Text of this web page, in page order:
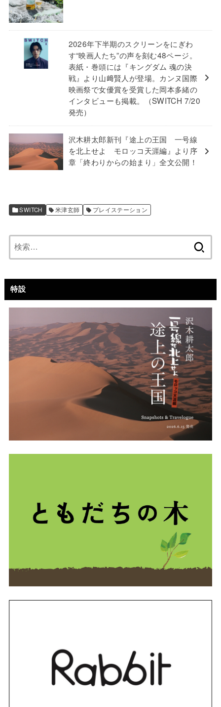
2026年下半期のスクリーンをにぎわ
す“映画人たち”の声を刻む48ページ。
表紙・巻頭には『キングダム 魂の決
戦』より山﨑賢人が登場。カンヌ国際
映画祭で女優賞を受賞した岡本多緒の
インタビューも掲載。（SWITCH 7/20
発売）
沢木耕太郎新刊『途上の王国 一号線
を北上せよ モロッコ天涯編』より序
章「終わりからの始まり」全文公開！
SWITCH 米津玄師 プレイステーション
特設